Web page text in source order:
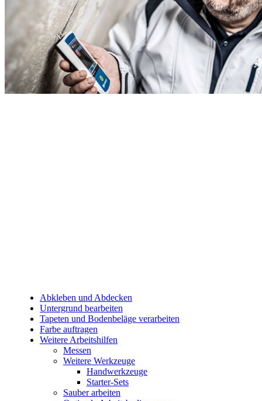
Abkleben und Abdecken
Untergrund bearbeiten
Tapeten und Bodenbeläge verarbeiten
Farbe auftragen
Weitere Arbeitshilfen
Messen
Weitere Werkzeuge
Handwerkzeuge
Starter-Sets
Sauber arbeiten